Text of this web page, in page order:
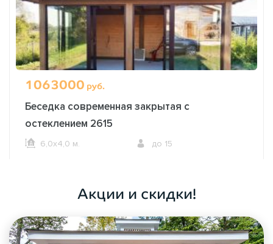
1063000 руб.
Беседка современная закрытая с
остеклением 2615
6,0х4,0 м. до 15
Акции и скидки!